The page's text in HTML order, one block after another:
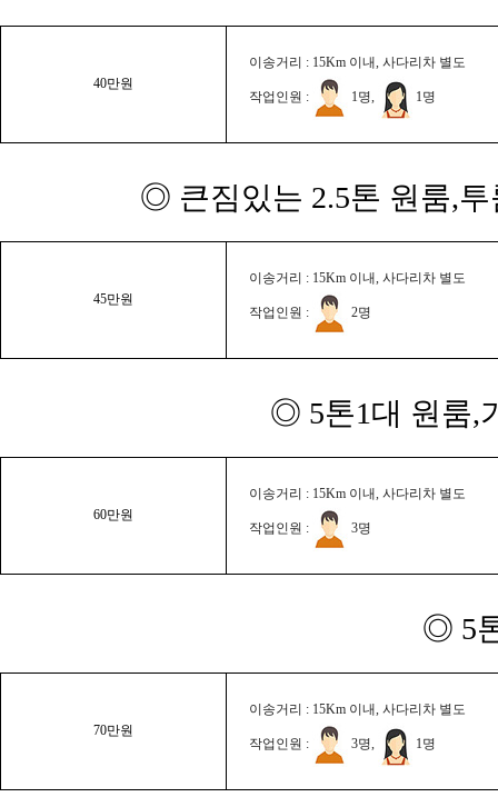
40만원
이송거리 : 15Km 이내, 사다리차 별도
작업인원 : 1명, 1명
◎ 큰짐있는 2.5톤 원룸,
45만원
이송거리 : 15Km 이내, 사다리차 별도
작업인원 : 2명
◎ 5톤1대 원룸,
60만원
이송거리 : 15Km 이내, 사다리차 별도
작업인원 : 3명
◎ 5
70만원
이송거리 : 15Km 이내, 사다리차 별도
작업인원 : 3명, 1명